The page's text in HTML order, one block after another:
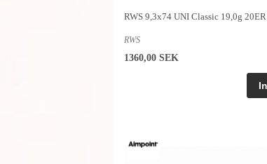
RWS 9,3x74 UNI Classic 19,0g 20ER
RWS
1360,00 SEK